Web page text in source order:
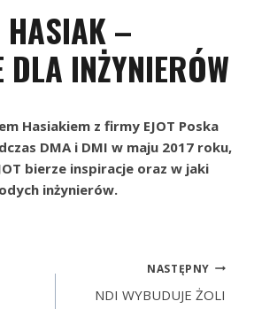
HASIAK –
DLA INŻYNIERÓW
Hasiakiem z firmy EJOT Poska
DMA i DMI w maju 2017 roku,
bierze inspiracje oraz w jaki
inżynierów.
NASTĘPNY
NDI WYBUDUJE ŻOLI